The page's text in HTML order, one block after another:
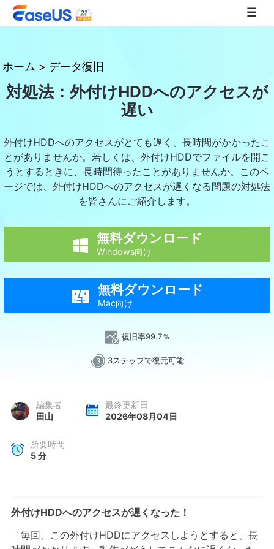
EaseUS
ホーム > データ復旧
対処法：外付けHDDへのアクセスが
遅い
外付けHDDへのアクセスがとても遅く、長時間がかかったこ
とがありませんか。若しくは、外付けHDDでファイルを開こ
うとするときに、長時間待ったことがありませんか。このペ
ージでは、外付けHDDへのアクセスが遅くなる問題の対処法
を皆さんにご紹介します。
 無料ダウンロード
Windows向け
 無料ダウンロード
Mac向け
復旧率99.7％
3ステップで復元可能
編集者
田山
最終更新日
2026年08月04日
所要時間
5分
外付けHDDへのアクセスが遅くなった！
「毎回、この外付けHDDにアクセスしようとすると、長